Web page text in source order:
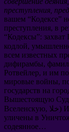
преступления
вашем “Кодексе”
преступления, в
“Кодексы”:
кодлой,
всем известных
дифирамбы,
Ротвейлер, и им
мировые войны,
государств на
Вышестоящую
Вселенскую
, خلا)
уличены в
содеянное…